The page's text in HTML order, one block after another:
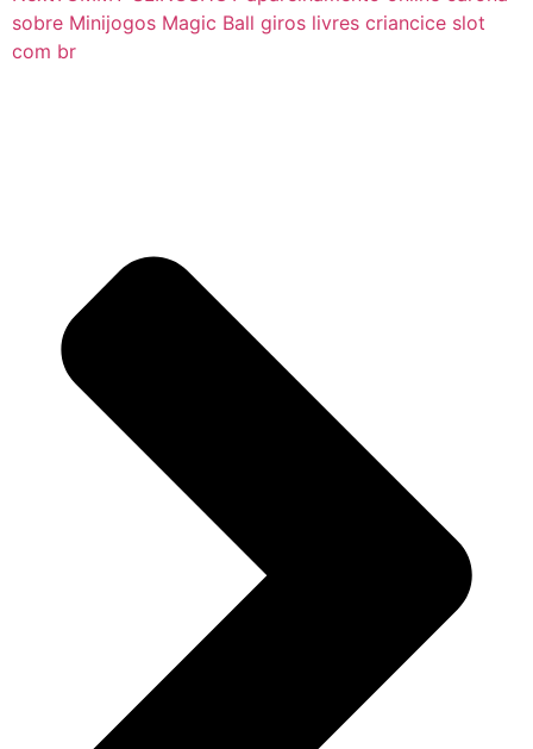
sobre Minijogos Magic Ball giros livres criancice slot
com br